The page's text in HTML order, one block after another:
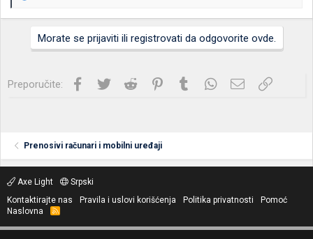
v
j
Morate se prijaviti ili registrovati da odgovorite ovde.
Preporučite: Facebook
Twitter Reddit PinterestTumblrWhatsApp
Imejl Link
Prenosivi računari i mobilni uređaji
Axe Light
Srpski
Kontaktirajte nas
Pravila i uslovi korišćenja Politika privatnosti
Pomoć
Naslovna
R
S